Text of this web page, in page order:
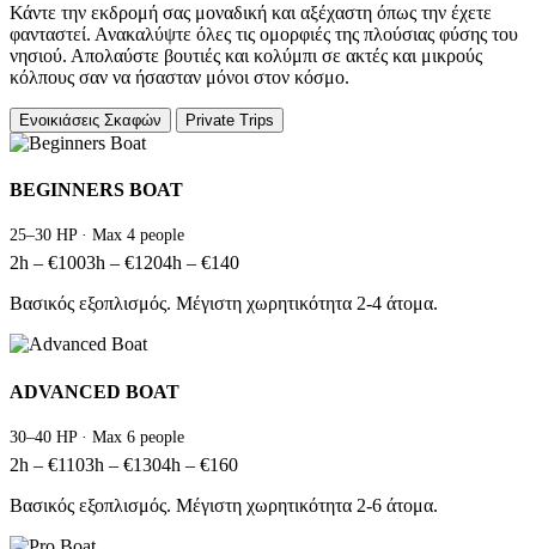
Κάντε την εκδρομή σας μοναδική και αξέχαστη όπως την έχετε
φανταστεί. Ανακαλύψτε όλες τις ομορφιές της πλούσιας φύσης του
νησιού. Απολαύστε βουτιές και κολύμπι σε ακτές και μικρούς
κόλπους σαν να ήσασταν μόνοι στον κόσμο.
Ενοικιάσεις Σκαφών Private Trips
BEGINNERS BOAT
25–30 HP · Max 4 people
2h – €1003h – €1204h – €140
Βασικός εξοπλισμός. Μέγιστη χωρητικότητα 2-4 άτομα.
ADVANCED BOAT
30–40 HP · Max 6 people
2h – €1103h – €1304h – €160
Βασικός εξοπλισμός. Μέγιστη χωρητικότητα 2-6 άτομα.